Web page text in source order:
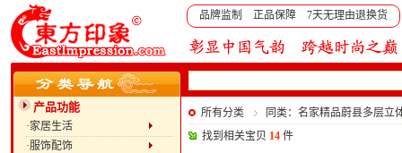
品牌监制 正品保障 7天无理由退换货
产品功能
·家居生活
·服饰配饰
所有分类
同类：名家精品蔚县多层立
找到相关宝贝 14 件